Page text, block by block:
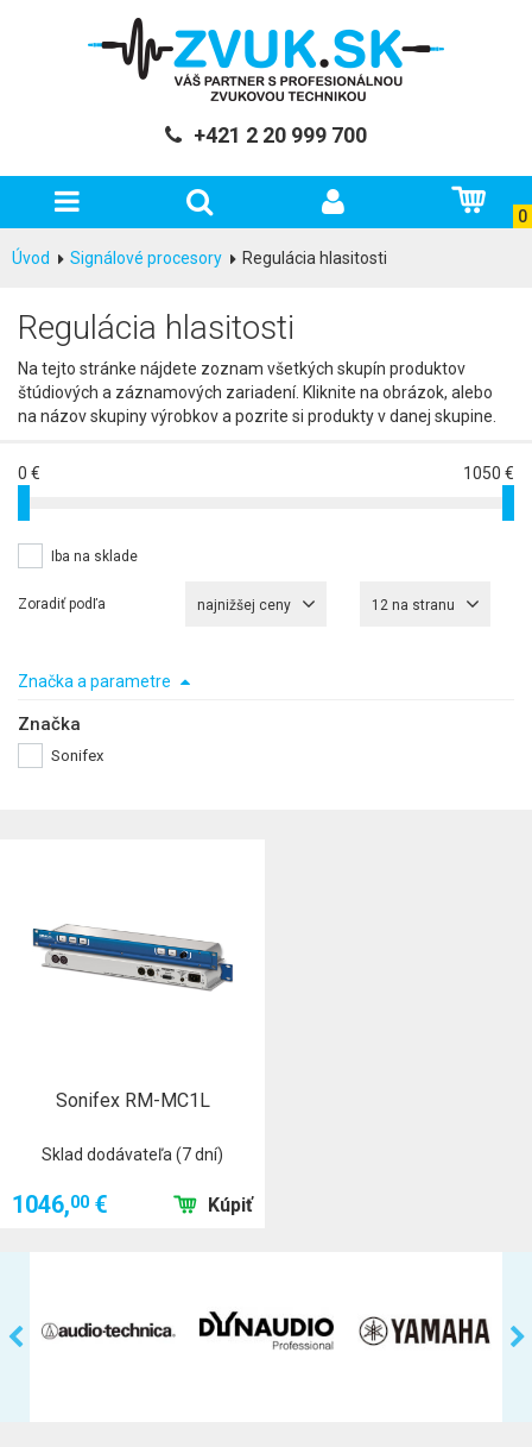
+421 2 20 999 700
0
Úvod Signálové procesory Regulácia hlasitosti
Regulácia hlasitosti
Na tejto stránke nájdete zoznam všetkých skupín produktov
štúdiových a záznamových zariadení. Kliknite na obrázok, alebo
na názov skupiny výrobkov a pozrite si produkty v danej skupine.
0 € 1050 €
Iba na sklade
Zoradiť podľa najnižšej ceny 12 na stranu
Značka a parametre
Značka
Sonifex
Sonifex RM-MC1L
Sklad dodávateľa (7 dní)
1046,00 € Kúpiť